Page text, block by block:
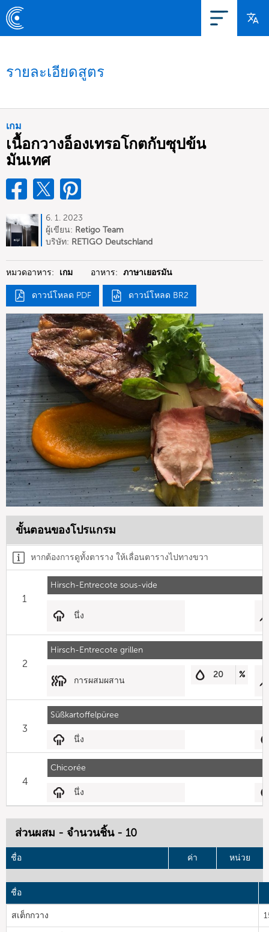
รายละเอียดสูตร
เกม
เนื้อกวางอ็องเทรอโกตกับซุปข้น
มันเทศ
6. 1. 2023
ผู้เขียน: Retigo Team
Deutschland
บริษัท: RETIGO Deutschland
หมวดอาหาร:
เกม อาหาร: ภาษาเยอรมัน
ดาวน์โหลด PDF ดาวน์โหลด BR2
ขั้นตอนของโปรแกรม
หากต้องการดูทั้งตาราง ให้เลื่อนตารางไปทางขวา
Hirsch-Entrecote sous-vide
1
นึ่ง
Hirsch-Entrecote grillen
2
การผสมผสาน
20 %
Süßkartoffelpüree
3
นึ่ง
Chicorée
4
นึ่ง
ส่วนผสม - จำนวนชิ้น - 10
ชื่อ ค่า หน่วย
ชื่อ
สเต็กกวาง